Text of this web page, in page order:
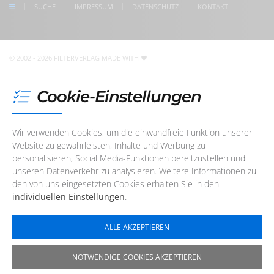
SUCHE IMPRESSUM DATENSCHUTZ KONTAKT
© 2002 - 2026 FILTERVERLAG MADE WITH
Cookie-Einstellungen
Wir verwenden Cookies, um die einwandfreie Funktion unserer
Website zu gewährleisten, Inhalte und Werbung zu
personalisieren, Social Media-Funktionen bereitzustellen und
unseren Datenverkehr zu analysieren. Weitere Informationen zu
den von uns eingesetzten Cookies erhalten Sie in den
individuellen Einstellungen.
ALLE AKZEPTIEREN
NOTWENDIGE COOKIES AKZEPTIEREN